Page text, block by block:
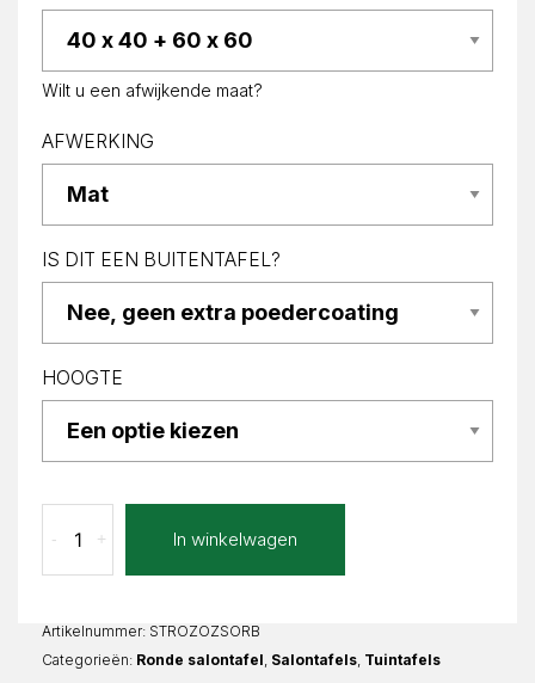
Wilt u een afwijkende maat?
AFWERKING
IS DIT EEN BUITENTAFEL?
HOOGTE
Bianco
Zoela
aantal
+
- In winkelwagen
Artikelnummer: STROZOZSORB
Categorieën: Ronde salontafel Salontafels Tuintafels